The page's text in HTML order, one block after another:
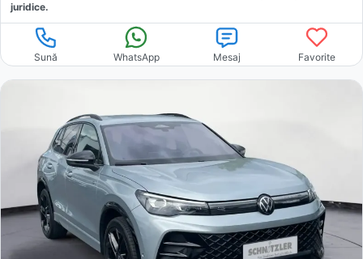
juridice.
Sună WhatsApp Mesaj Favorite